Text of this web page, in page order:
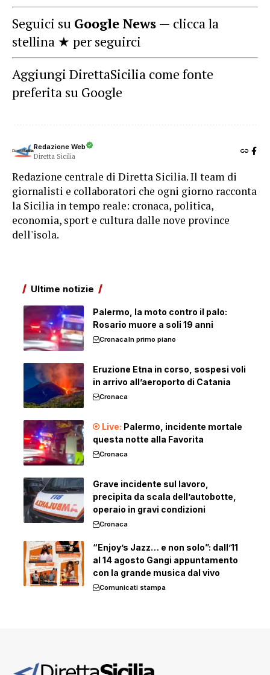
Seguici su Google News — clicca la
stellina ★ per seguirci
Aggiungi DirettaSicilia come fonte
preferita su Google
Redazione Web
Diretta Sicilia
Redazione centrale di Diretta Sicilia. Il team di
giornalisti e collaboratori che ogni giorno racconta
la Sicilia in tempo reale: cronaca, politica,
economia, sport e cultura dalle nove province
dell'isola.
Ultime notizie
Palermo, la moto contro il palo:
Rosario muore a soli 19 anni
CronacaIn primo piano
Eruzione Etna in corso, sospesi voli
in arrivo all’aeroporto di Catania
Cronaca
Palermo, incidente mortale
questa notte alla Favorita
Cronaca
Grave incidente sul lavoro,
precipita da scala dell’autobotte,
operaio in gravi condizioni
Cronaca
“Enjoy’s Jazz… e non solo”: dall’11
al 14 agosto Gangi appuntamento
con la grande musica dal vivo
Comunicati stampa